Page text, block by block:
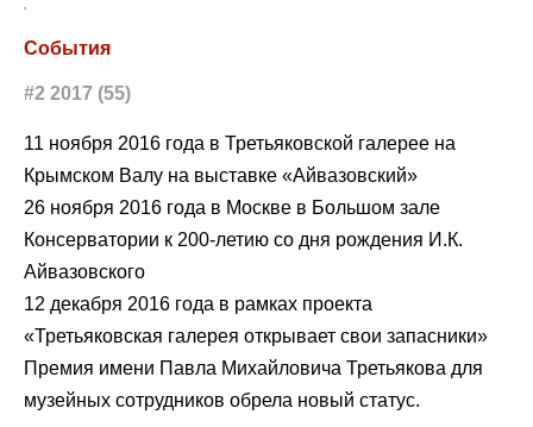
События
#2 2017 (55)
11 ноября 2016 года в Третьяковской галерее на
Крымском Валу на выставке «Айвазовский»
26 ноября 2016 года в Москве в Большом зале
Консерватории к 200-летию со дня рождения И.К.
Айвазовского
12 декабря 2016 года в рамках проекта
«Третьяковская галерея открывает свои запасники»
Премия имени Павла Михайловича Третьякова для
музейных сотрудников обрела новый статус.